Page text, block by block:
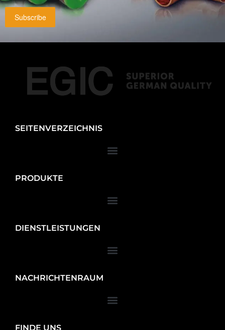
Subscribe
SEITENVERZEICHNIS
PRODUKTE
DIENSTLEISTUNGEN
NACHRICHTENRAUM
FINDE UNS